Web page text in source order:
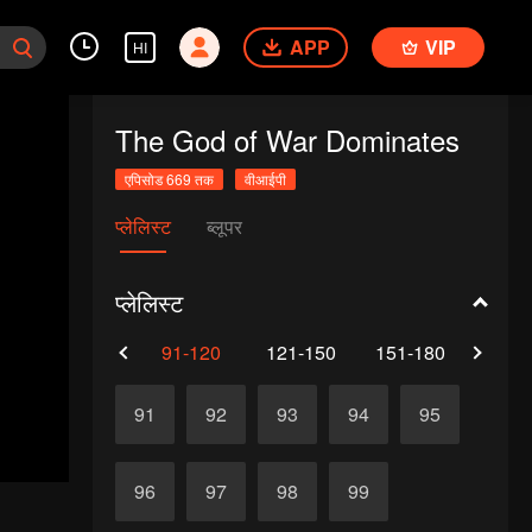
HI APP VIP
The God of War Dominates
एपिसोड 669 तक वीआईपी
प्लेलिस्ट ब्लूपर
प्लेलिस्ट
91-120 121-150 151-180
91 92 93 94 95
96 97 98 99